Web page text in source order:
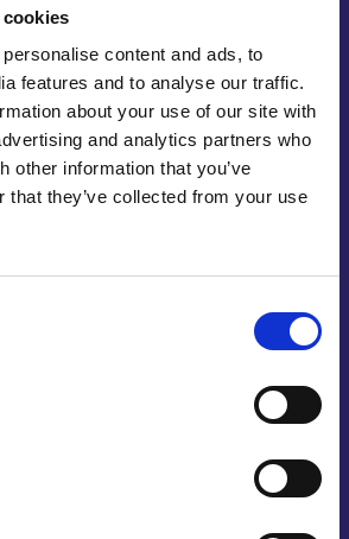
content and ads, to
features and to analyse our traffic.
about your use of our site with
and analytics partners who
other information that you’ve
that they’ve collected from your use
worden gebruikt, wat het ideaal
logo’s en andere
Bovendien is
te bedrukken en te kleuren,
aan te passen is aan uw
ook veelvuldig gebruikt in
eenvoudig worden
instrumenten en